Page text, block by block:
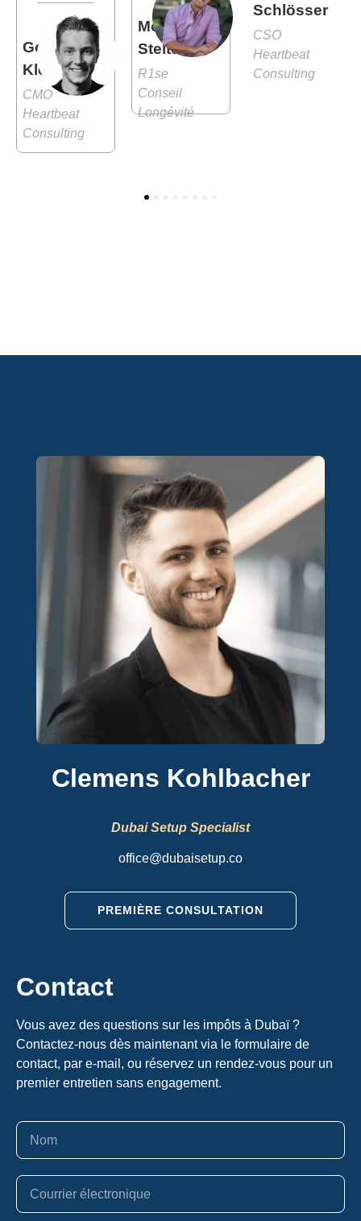
Gernot
Kleindienst
CMO
Heartbeat
Consulting
Moritz
Stelter
R1se
Conseil
Longévité
Schlösser
CSO
Heartbeat
Consulting
5
Clemens Kohlbacher
Dubai Setup Specialist
office@dubaisetup.co
PREMIÈRE CONSULTATION
Contact
Vous avez des questions sur les impôts à Dubaï ?
Contactez-nous dès maintenant via le formulaire de
contact, par e-mail, ou réservez un rendez-vous pour un
premier entretien sans engagement.